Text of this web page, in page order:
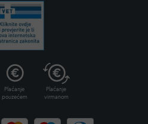
Plaćanje
pouzećem
Plaćanje
virmanom